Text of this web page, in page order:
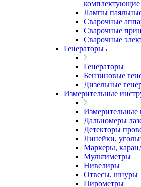
комплектующие
Лампы
Сварочные
Сварочные
Сварочные
Генераторы
Генераторы
Бензиновые
Дизельные
Измерительные
Измерительные
Дальномеры
Детекторы
Линейки,
Маркеры,
Мультиметры
Нивелиры
Отвесы, шнуры
Пирометры